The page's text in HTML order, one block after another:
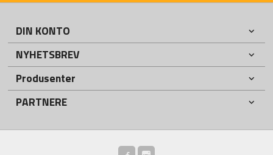
DIN KONTO
NYHETSBREV
Produsenter
PARTNERE